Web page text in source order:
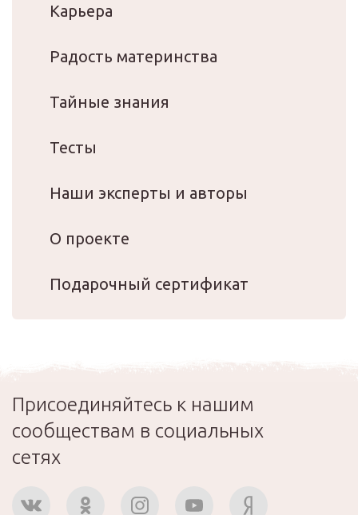
Карьера
Радость материнства
Тайные знания
Тесты
Наши эксперты и авторы
О проекте
Подарочный сертификат
Присоединяйтесь к нашим
сообществам в социальных
сетях